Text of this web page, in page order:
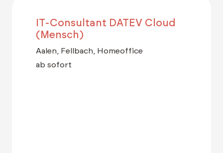
IT-Consultant DATEV Cloud
(Mensch)
Aalen, Fellbach, Homeoffice
ab sofort